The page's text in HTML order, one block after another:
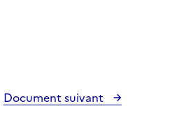
Document suivant